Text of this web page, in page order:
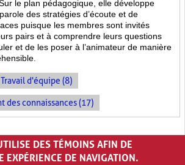
le plan pédagogique, elle développe
des stratégies d’écoute et de
puisque les membres sont invités
pairs et à comprendre leurs questions
et de les poser à l’animateur de manière
Travail d'équipe (8)
des connaissances (17)
DES TÉMOINS AFIN DE
EXPÉRIENCE DE NAVIGATION.